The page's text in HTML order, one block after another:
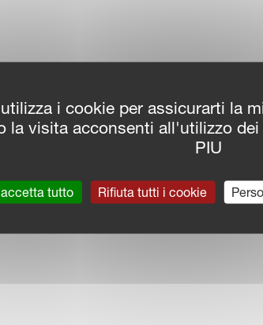
i cookie per assicurarti la
la visita acconsenti all'utilizzo
PIU
tutto Rifiuta tutti i cookie